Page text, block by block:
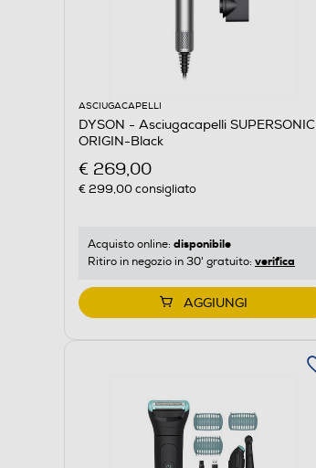
ASCIUGACAPELLI
DYSON - Asciugacapelli SUPERSONIC
ORIGIN-Black
€ 269,00
€ 299,00consigliato
Acquisto online: disponibile
Ritiro in negozio in 30' gratuito: verifica
AGGIUNGI